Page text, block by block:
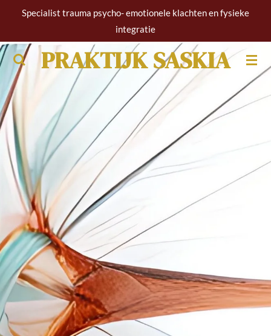
naar
de
hoofdinhoud
PRAKTIJK SASKIA
Specialist trauma psycho- emotionele klachten en fysieke
integratie